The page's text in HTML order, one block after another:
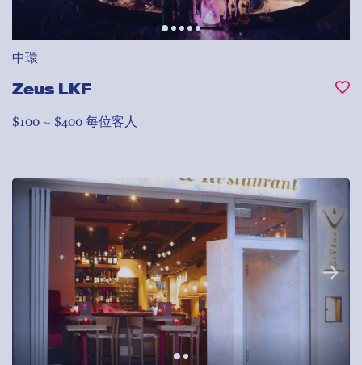
中環
Zeus LKF
$100 ~ $400 每位客人